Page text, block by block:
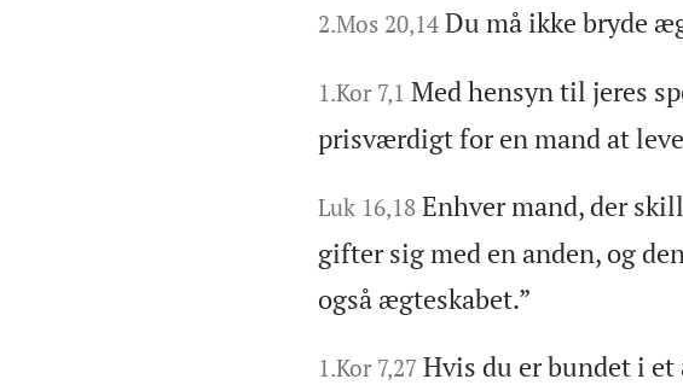
2.Mos 20,14 Du må ikke bryde
1.Kor 7,1 Med hensyn til jeres
prisværdigt for en mand at
Luk 16,18 Enhver mand, der
gifter sig med en anden, og
også ægteskabet.”
1.Kor 7,27 Hvis du er bundet i et